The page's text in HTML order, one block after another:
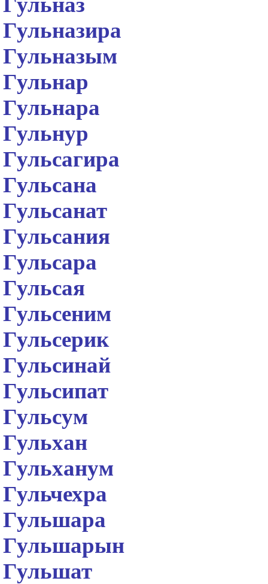
Гульназира
Гульназым
Гульнар
Гульнара
Гульнур
Гульсагира
Гульсана
Гульсанат
Гульсания
Гульсара
Гульсая
Гульсеним
Гульсерик
Гульсинай
Гульсипат
Гульсум
Гульхан
Гульханум
Гульчехра
Гульшара
Гульшарын
Гульшат